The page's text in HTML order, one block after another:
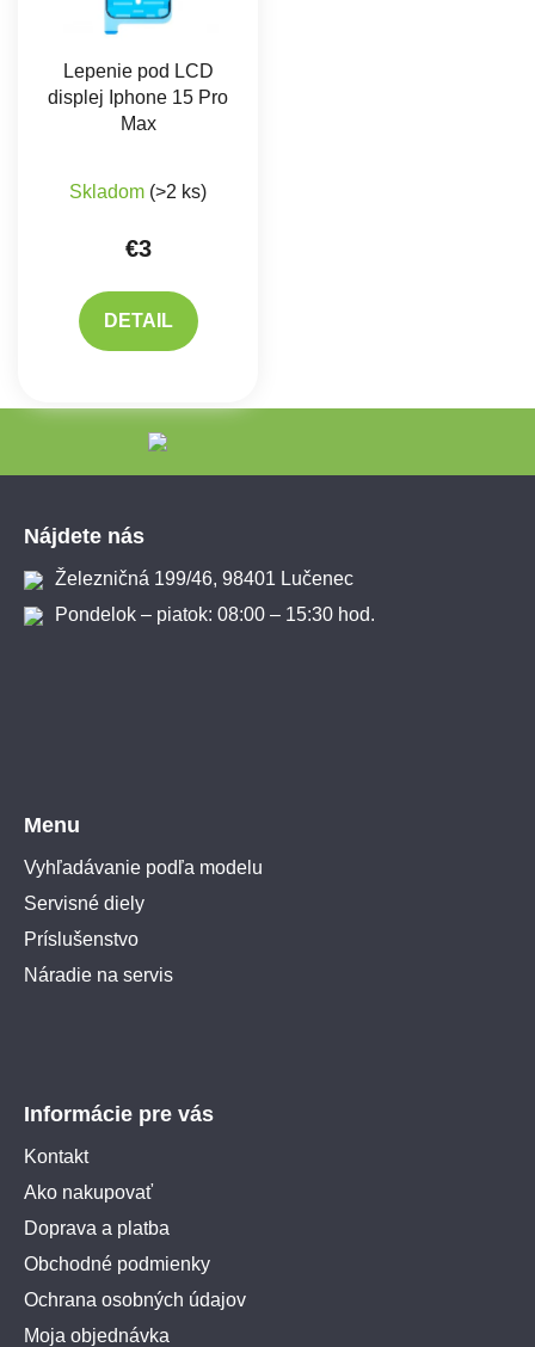
Lepenie pod LCD
displej Iphone 15 Pro
Max
Skladom (>2 ks)
€3
DETAIL
Nájdete nás
Železničná 199/46, 98401 Lučenec
Pondelok – piatok: 08:00 – 15:30 hod.
Menu
Vyhľadávanie podľa modelu
Servisné diely
Príslušenstvo
Náradie na servis
Informácie pre vás
Kontakt
Ako nakupovať
Doprava a platba
Obchodné podmienky
Ochrana osobných údajov
Moja objednávka